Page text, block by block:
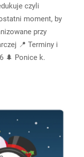
czyli
moment, by
przy
📍 Terminy i
🌲 Ponice k.